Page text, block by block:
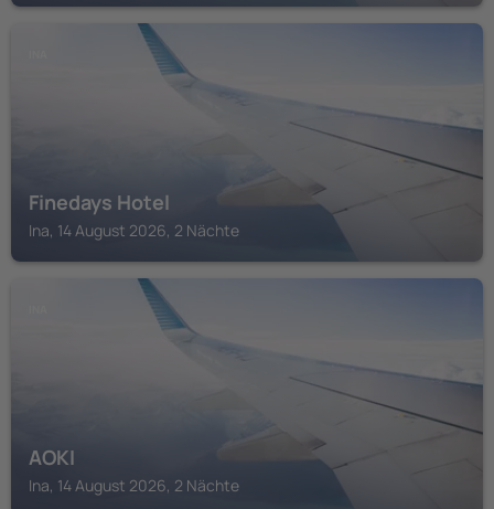
Finedays Hotel
Ina, 14 August 2026, 2 Nächte
AOKI
Ina, 14 August 2026, 2 Nächte